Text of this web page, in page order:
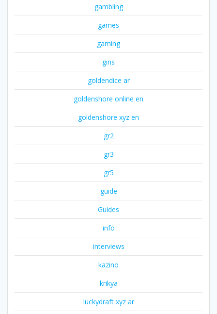
gambling
games
gaming
giris
goldendice ar
goldenshore online en
goldenshore xyz en
gr2
gr3
gr5
guide
Guides
info
interviews
kazino
krikya
luckydraft xyz ar